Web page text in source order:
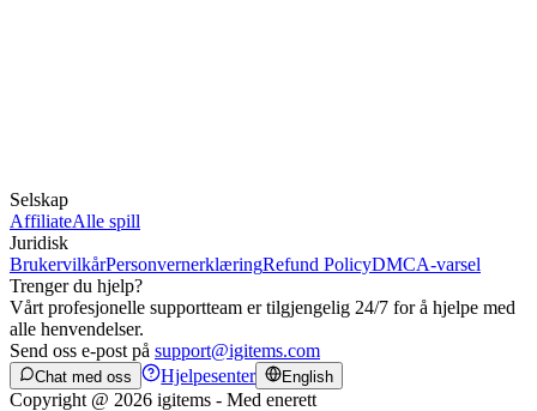
Selskap
AffiliateAlle spill
Juridisk
BrukervilkårPersonvernerklæringRefund PolicyDMCA-varsel
Trenger du hjelp?
Vårt profesjonelle supportteam er tilgjengelig 24/7 for å hjelpe med
alle henvendelser.
Send oss e-post på support@igitems.com
Chat med oss Hjelpesenter English
Copyright @ 2026 igitems - Med enerett